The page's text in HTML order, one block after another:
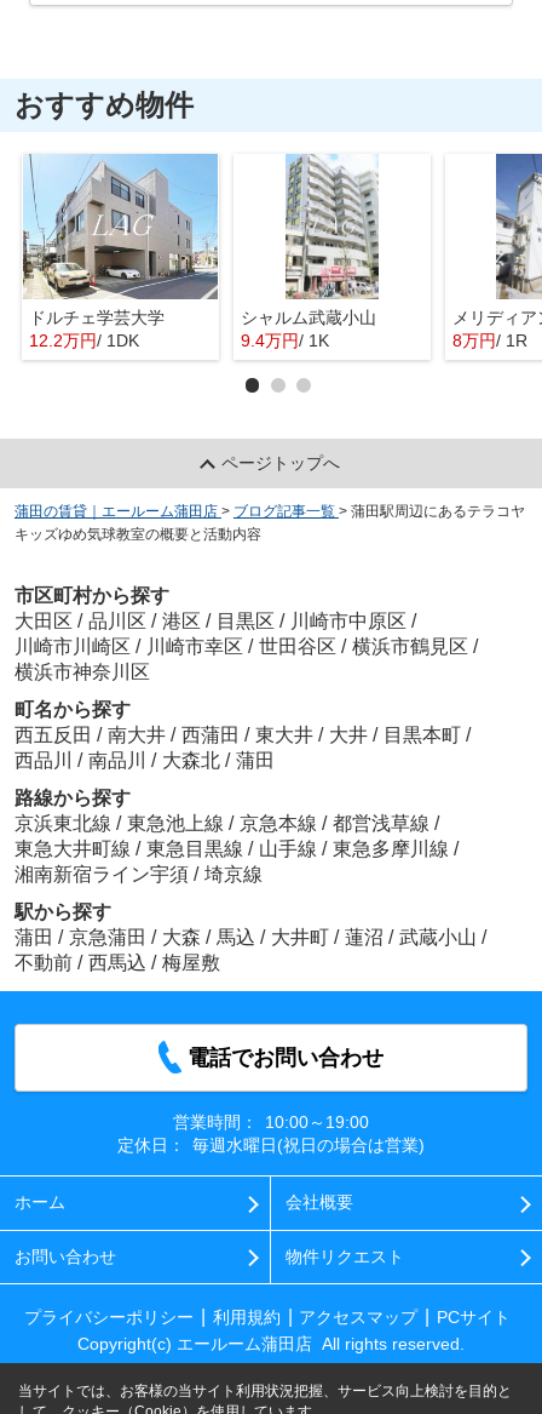
おすすめ物件
ドルチェ学芸大学
12.2万円/ 1DK
シャルム武蔵小山
9.4万円/ 1K
メリディア
8万円/ 1R
ページトップへ
蒲田の賃貸｜エールーム蒲田店 > ブログ記事一覧 > 蒲田駅周辺にあるテラコヤ
キッズゆめ気球教室の概要と活動内容
市区町村から探す
大田区 / 品川区 / 港区 / 目黒区 / 川崎市中原区 /
川崎市川崎区 / 川崎市幸区 / 世田谷区 / 横浜市鶴見区 /
横浜市神奈川区
町名から探す
西五反田 / 南大井 / 西蒲田 / 東大井 / 大井 / 目黒本町 /
西品川 / 南品川 / 大森北 / 蒲田
路線から探す
京浜東北線 / 東急池上線 / 京急本線 / 都営浅草線 /
東急大井町線 / 東急目黒線 / 山手線 / 東急多摩川線 /
湘南新宿ライン宇須 / 埼京線
駅から探す
蒲田 / 京急蒲田 / 大森 / 馬込 / 大井町 / 蓮沼 / 武蔵小山 /
不動前 / 西馬込 / 梅屋敷
電話でお問い合わせ
営業時間：
10:00～19:00
定休日：
毎週水曜日(祝日の場合は営業)
ホーム 会社概要
お問い合わせ 物件リクエスト
プライバシーポリシー 利用規約 アクセスマップ
PCサイト
Copyright(c) エールーム蒲田店 All rights reserved.
当サイトでは、お客様の当サイト利用状況把握、サービス向上検討を目的と